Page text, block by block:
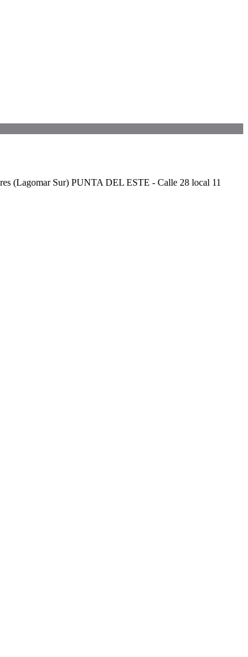
(Lagomar Sur) PUNTA DEL ESTE - Calle 28 local 11